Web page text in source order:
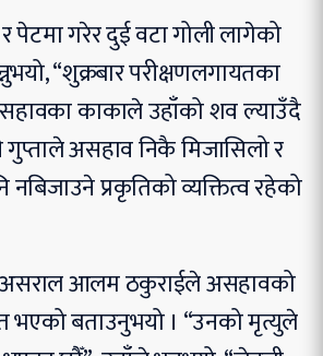
पेटमा गरेर दुई वटा गोली लागेको
“शुक्रबार परीक्षणलगायतका
असहावका काकाले उहाँको शव ल्याउँदै
असहाव निकै मिजासिलो र
प्रकृतिको व्यक्तित्व रहेको
आलम ठकुराईले असहावको
भएको बताउनुभयो । “उनको मृत्युले